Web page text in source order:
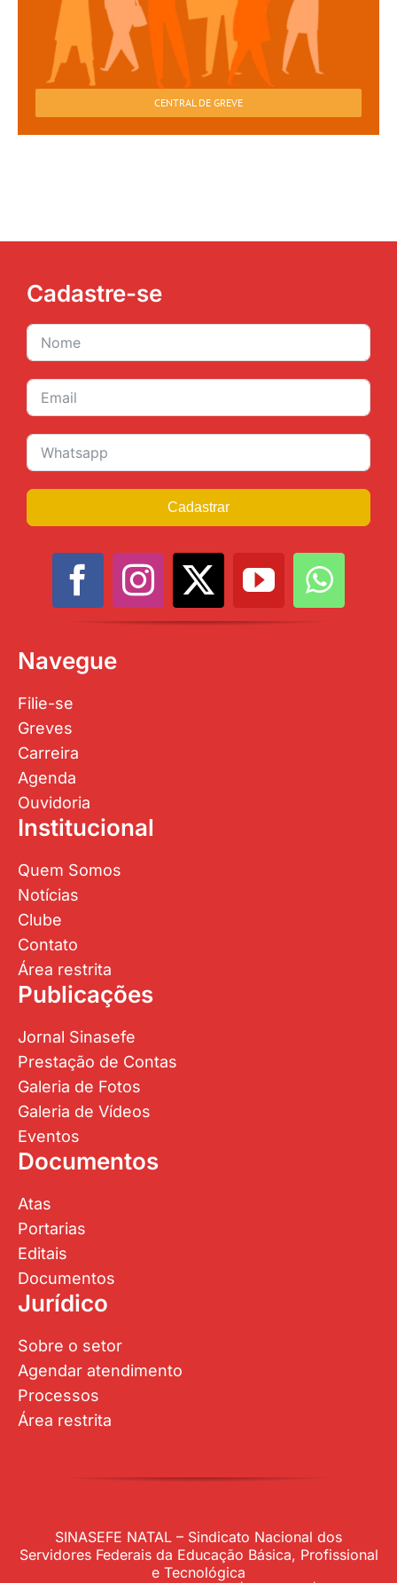
CENTRAL DE GREVE
Cadastre-se
Cadastrar
Navegue
Filie-se
Greves
Carreira
Agenda
Ouvidoria
Institucional
Quem Somos
Notícias
Clube
Contato
Área restrita
Publicações
Jornal Sinasefe
Prestação de Contas
Galeria de Fotos
Galeria de Vídeos
Eventos
Documentos
Atas
Portarias
Editais
Documentos
Jurídico
Sobre o setor
Agendar atendimento
Processos
Área restrita
SINASEFE NATAL – Sindicato Nacional dos
Servidores Federais da Educação Básica, Profissional
e Tecnológica